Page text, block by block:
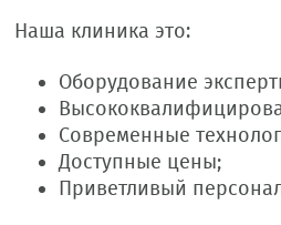
Наша клиника это:
Оборудование
Современные
Доступные цены;
Приветливый